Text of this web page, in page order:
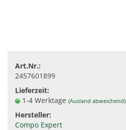
Art.Nr.:
2457601899
Lieferzeit:
1-4 Werktage (Ausland abweichend)
Hersteller:
Compo Expert